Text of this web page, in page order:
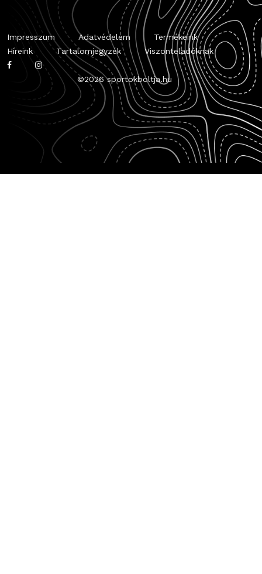
Impresszum Adatvédelem
Termékeink
Híreink
Tartalomjegyzék Viszonteladóknak
©2026 sportokboltja.hu